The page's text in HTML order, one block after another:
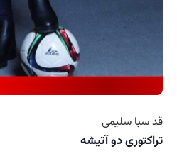
قد سبا سلیمی
تراکتوری دو آتیشه